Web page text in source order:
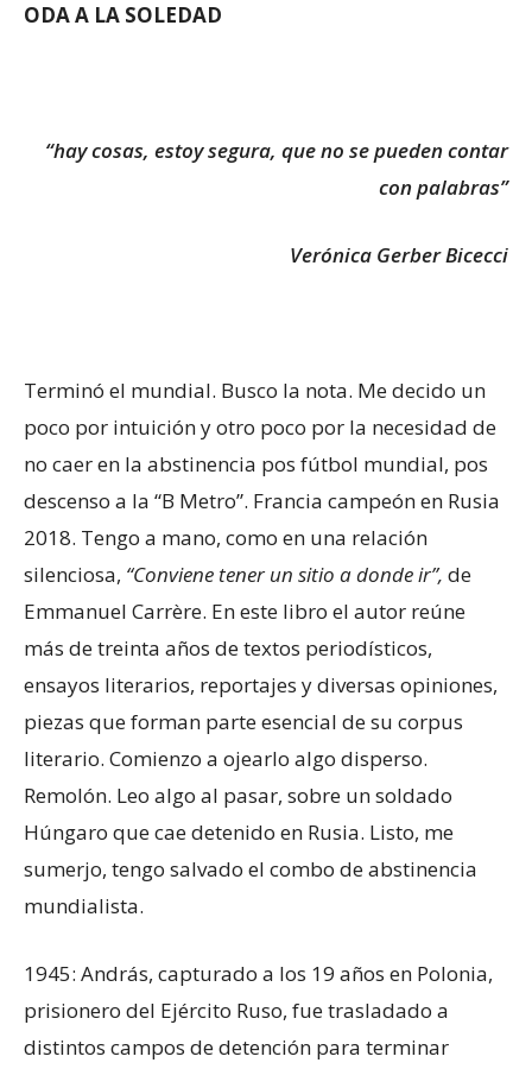
ODA A LA SOLEDAD
“hay cosas, estoy segura, que no se pueden contar
con palabras”
Verónica Gerber Bicecci
Terminó el mundial. Busco la nota. Me decido un
poco por intuición y otro poco por la necesidad de
no caer en la abstinencia pos fútbol mundial, pos
descenso a la “B Metro”. Francia campeón en Rusia
2018. Tengo a mano, como en una relación
silenciosa, “Conviene tener un sitio a donde ir”, de
Emmanuel Carrère. En este libro el autor reúne
más de treinta años de textos periodísticos,
ensayos literarios, reportajes y diversas opiniones,
piezas que forman parte esencial de su corpus
literario. Comienzo a ojearlo algo disperso.
Remolón. Leo algo al pasar, sobre un soldado
Húngaro que cae detenido en Rusia. Listo, me
sumerjo, tengo salvado el combo de abstinencia
mundialista.
1945: András, capturado a los 19 años en Polonia,
prisionero del Ejército Ruso, fue trasladado a
distintos campos de detención para terminar